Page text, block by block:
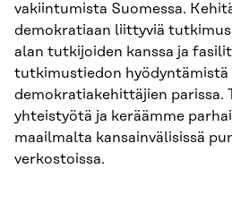
vakiintumista Suomessa.
demokratiaan liittyviä
alan tutkijoiden kanssa ja
tutkimustiedon hyödyntämistä
demokratiakehittäjien parissa.
yhteistyötä ja keräämme
maailmalta kansainvälisissä
verkostoissa.